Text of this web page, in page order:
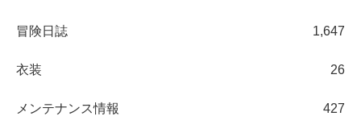
冒険日誌 1,647
衣装 26
メンテナンス情報 427